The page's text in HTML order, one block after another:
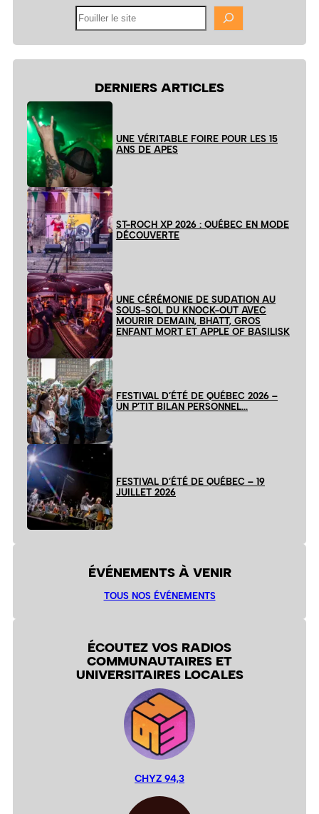
DERNIERS ARTICLES
UNE VÉRITABLE FOIRE POUR LES 15
ANS DE APES
ST-ROCH XP 2026 : QUÉBEC EN MODE
DÉCOUVERTE
UNE CÉRÉMONIE DE SUDATION AU
SOUS-SOL DU KNOCK-OUT AVEC
MOURIR DEMAIN, BHATT, GROS
ENFANT MORT ET APPLE OF BASILISK
FESTIVAL D’ÉTÉ DE QUÉBEC 2026 –
UN P’TIT BILAN PERSONNEL…
FESTIVAL D’ÉTÉ DE QUÉBEC – 19
JUILLET 2026
ÉVÉNEMENTS À VENIR
TOUS NOS ÉVÉNEMENTS
ÉCOUTEZ VOS RADIOS
COMMUNAUTAIRES ET
UNIVERSITAIRES LOCALES
CHYZ 94,3